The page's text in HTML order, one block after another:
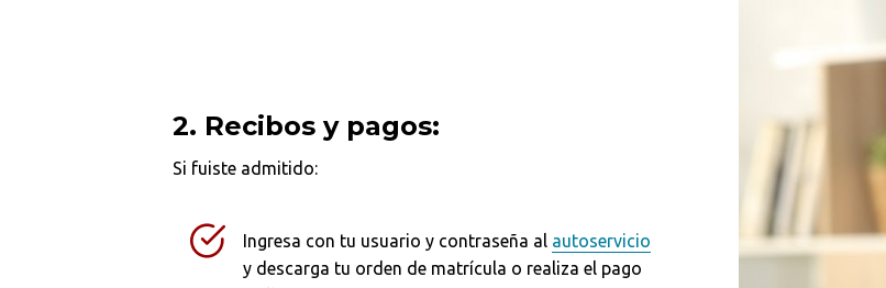
2. Recibos y pagos:
Si fuiste admitido:
Ingresa con tu usuario y contraseña al autoservicio
y descarga tu orden de matrícula o realiza el pago